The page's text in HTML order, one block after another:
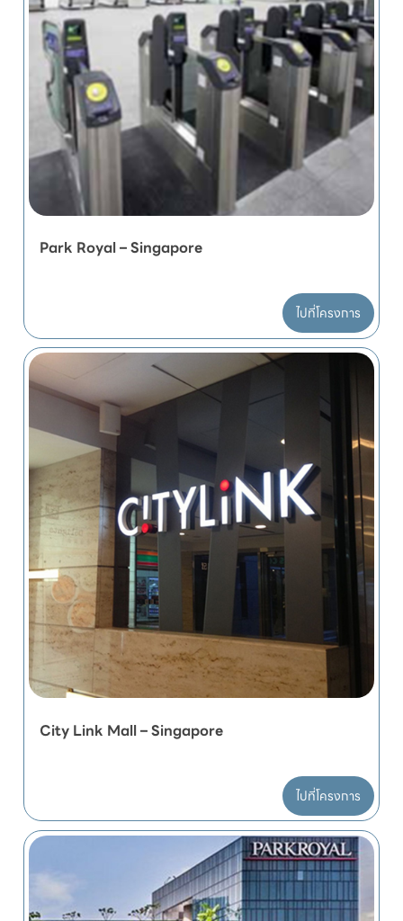
Park Royal – Singapore
ไปที่โครงการ
City Link Mall – Singapore
ไปที่โครงการ